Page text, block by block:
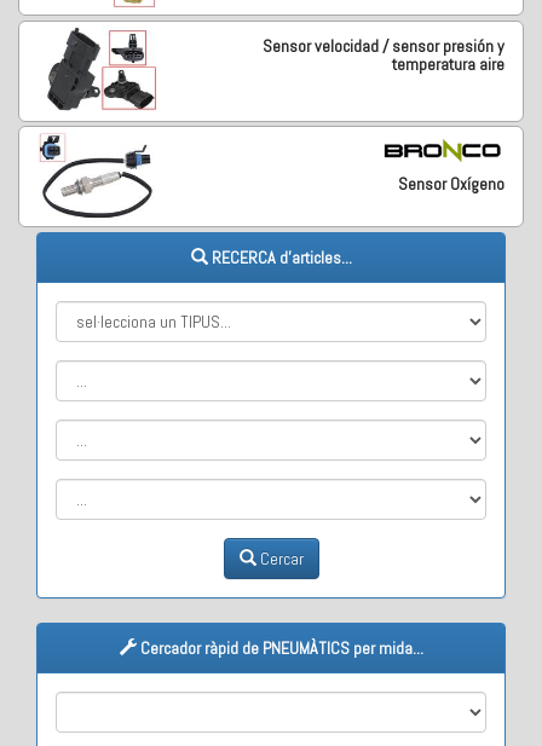
Sensor velocidad / sensor presión y
temperatura aire
Sensor Oxígeno
RECERCA d'articles...
Cercar
Cercador ràpid de PNEUMÀTICS per mida...